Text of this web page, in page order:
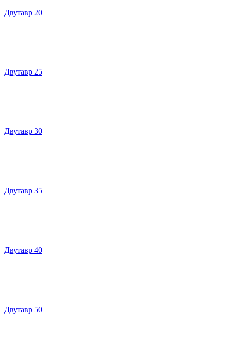
Двутавр 20
Двутавр 25
Двутавр 30
Двутавр 35
Двутавр 40
Двутавр 50